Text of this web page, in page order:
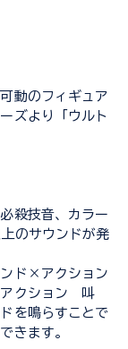
動のフィギュア
ズより「ウルト
殺技音、カラー
のサウンドが発
ド×アクション
アクション 叫
を鳴らすことで
きます。